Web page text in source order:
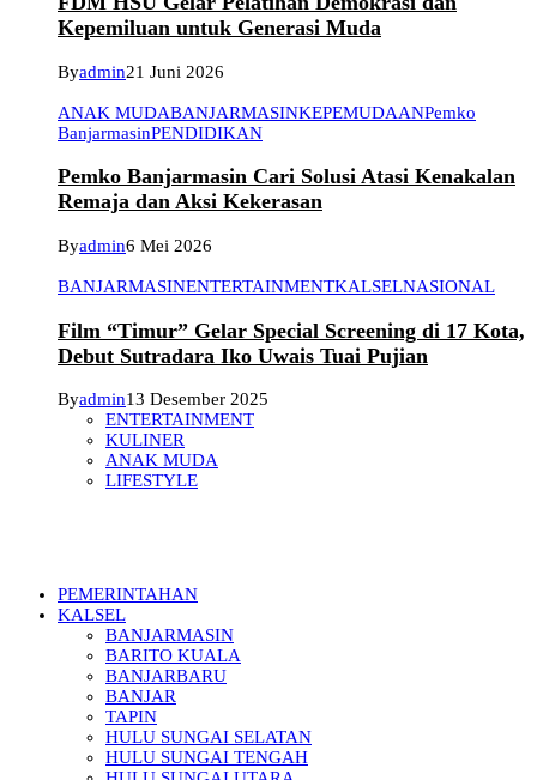
Kepemiluan untuk Generasi Muda
Byadmin21 Juni 2026
ANAK MUDABANJARMASINKEPEMUDAANPemko
BanjarmasinPENDIDIKAN
Pemko Banjarmasin Cari Solusi Atasi Kenakalan
Remaja dan Aksi Kekerasan
Byadmin6 Mei 2026
BANJARMASINENTERTAINMENTKALSELNASIONAL
Film “Timur” Gelar Special Screening di 17 Kota,
Debut Sutradara Iko Uwais Tuai Pujian
Byadmin13 Desember 2025
ENTERTAINMENT
KULINER
ANAK MUDA
LIFESTYLE
PEMERINTAHAN
KALSEL
BANJARMASIN
BARITO KUALA
BANJARBARU
BANJAR
TAPIN
HULU SUNGAI SELATAN
HULU SUNGAI TENGAH